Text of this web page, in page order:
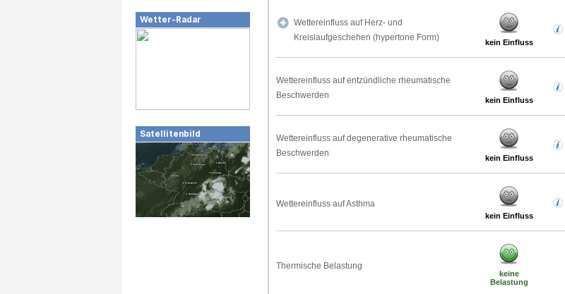
Wetter-Radar
Satellitenbild
Wettereinfluss auf Herz- und
Kreislaufgeschehen (hypertone Form)
kein Einfluss
Wettereinfluss auf entzündliche rheumatische
Beschwerden
kein Einfluss
Wettereinfluss auf degenerative rheumatische
Beschwerden
kein Einfluss
Wettereinfluss auf Asthma
kein Einfluss
Thermische Belastung
keine
Belastung